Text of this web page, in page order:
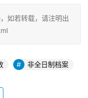
如若转载，请注明出
非全日制档案